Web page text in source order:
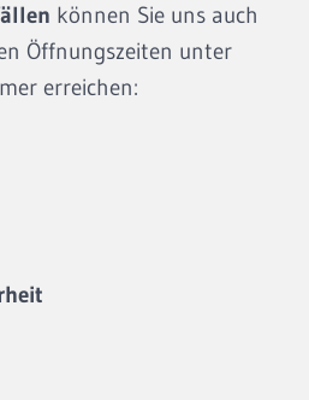
können Sie uns auch
Öffnungszeiten unter
erreichen: